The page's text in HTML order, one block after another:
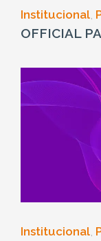
Institucional,
OFFICIAL
Institucional